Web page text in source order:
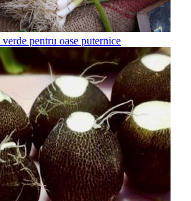
verde pentru oase puternice